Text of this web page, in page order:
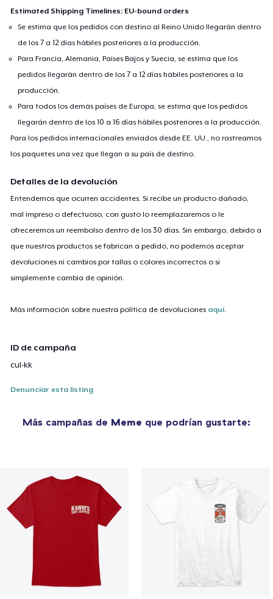
Estimated Shipping Timelines: EU-bound orders
Se estima que los pedidos con destino al Reino Unido llegarán dentro
de los 7 a 12 días hábiles posteriores a la producción.
Para Francia, Alemania, Países Bajos y Suecia, se estima que los
pedidos llegarán dentro de los 7 a 12 días hábiles posteriores a la
producción.
Para todos los demás países de Europa, se estima que los pedidos
llegarán dentro de los 10 a 16 días hábiles posteriores a la producción.
Para los pedidos internacionales enviados desde EE. UU., no rastreamos
los paquetes una vez que llegan a su país de destino.
Detalles de la devolución
Entendemos que ocurren accidentes. Si recibe un producto dañado,
mal impreso o defectuoso, con gusto lo reemplazaremos o le
ofreceremos un reembolso dentro de los 30 días. Sin embargo, debido a
que nuestros productos se fabrican a pedido, no podemos aceptar
devoluciones ni cambios por tallas o colores incorrectos o si
simplemente cambia de opinión.
Más información sobre nuestra política de devoluciones aquí.
ID de campaña
cul-kk
Denunciar esta listing
Más campañas de Meme que podrían gustarte: